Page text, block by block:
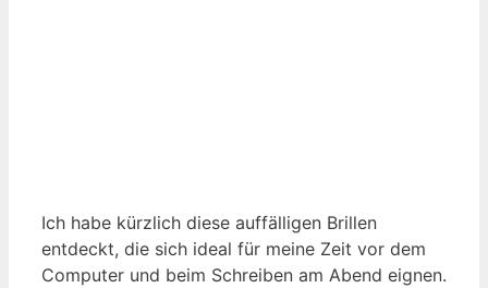
Ich habe kürzlich diese auffälligen Brillen
entdeckt, die sich ideal für meine Zeit vor dem
Computer und beim Schreiben am Abend eignen.